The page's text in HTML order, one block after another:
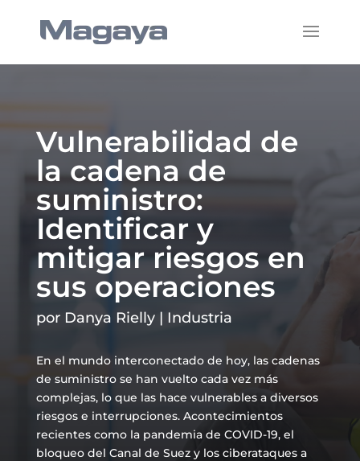
Vulnerabilidad de
la cadena de
suministro:
Identificar y
mitigar riesgos en
sus operaciones
por Danya Rielly| Industria
En el mundo interconectado de hoy, las cadenas
de suministro se han vuelto cada vez más
complejas, lo que las hace vulnerables a diversos
riesgos e interrupciones. Acontecimientos
recientes como la pandemia de COVID-19, el
bloqueo del Canal de Suez y los ciberataques a